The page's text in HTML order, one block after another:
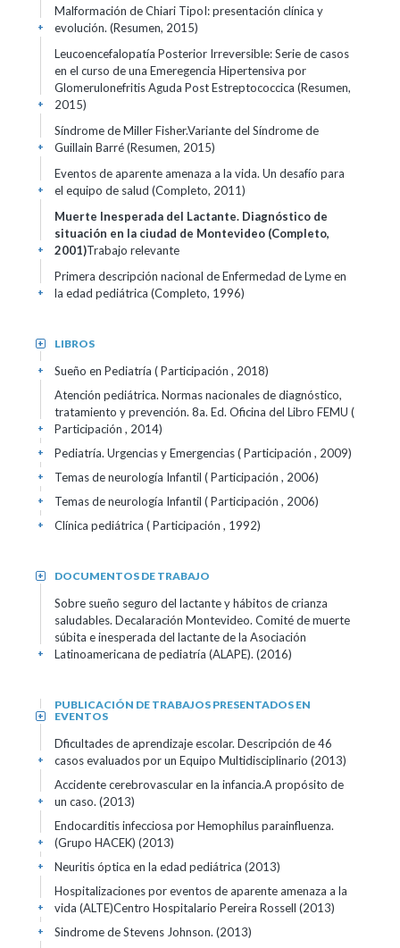
Malformación de Chiari TipoI: presentación clínica y
evolución. (Resumen, 2015)
+
Leucoencefalopatía Posterior Irreversible: Serie de casos
en el curso de una Emeregencia Hipertensiva por
Glomerulonefritis Aguda Post Estreptococcica (Resumen,
2015)
+
Síndrome de Miller Fisher.Variante del Síndrome de
Guillain Barré (Resumen, 2015)
+
Eventos de aparente amenaza a la vida. Un desafío para
el equipo de salud (Completo, 2011)
+
Muerte Inesperada del Lactante. Diagnóstico de
situación en la ciudad de Montevideo (Completo,
2001)Trabajo relevante
+
Primera descripción nacional de Enfermedad de Lyme en
la edad pediátrica (Completo, 1996)
+
LIBROS
+
Sueño en Pediatría ( Participación , 2018)
+
Atención pediátrica. Normas nacionales de diagnóstico,
tratamiento y prevención. 8a. Ed. Oficina del Libro FEMU (
Participación , 2014)
+
Pediatría. Urgencias y Emergencias ( Participación , 2009)
+
Temas de neurología Infantil ( Participación , 2006)
+
Temas de neurología Infantil ( Participación , 2006)
+
Clínica pediátrica ( Participación , 1992)
+
DOCUMENTOS DE TRABAJO
+
Sobre sueño seguro del lactante y hábitos de crianza
saludables. Decalaración Montevideo. Comité de muerte
súbita e inesperada del lactante de la Asociación
Latinoamericana de pediatría (ALAPE). (2016)
+
PUBLICACIÓN DE TRABAJOS PRESENTADOS EN
EVENTOS
+
Dficultades de aprendizaje escolar. Descripción de 46
casos evaluados por un Equipo Multidisciplinario (2013)
+
Accidente cerebrovascular en la infancia.A propósito de
un caso. (2013)
+
Endocarditis infecciosa por Hemophilus parainfluenza.
(Grupo HACEK) (2013)
+
Neuritis óptica en la edad pediátrica (2013)
+
Hospitalizaciones por eventos de aparente amenaza a la
vida (ALTE)Centro Hospitalario Pereira Rossell (2013)
+
Sindrome de Stevens Johnson. (2013)
+